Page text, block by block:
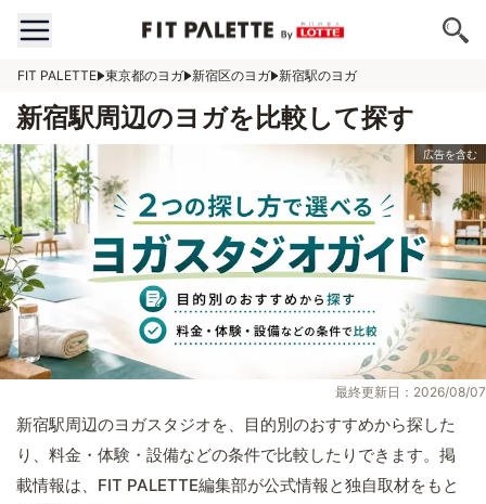
FIT PALETTE 東京都のヨガ 新宿区のヨガ 新宿駅のヨガ
新宿駅周辺のヨガを比較して探す
最終更新日：2026/08/07
新宿駅周辺のヨガスタジオを、目的別のおすすめから探した
り、料金・体験・設備などの条件で比較したりできます。掲
載情報は、FIT PALETTE編集部が公式情報と独自取材をもと